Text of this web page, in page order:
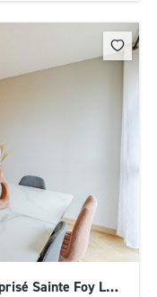
Sainte Foy Les